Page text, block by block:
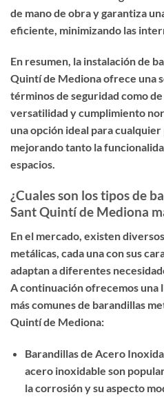
de mano de obra y garantiza
eficiente, minimizando las
En resumen, la instalación de
Quintí de Mediona ofrece una
términos de seguridad como
versatilidad y cumplimiento
una opción ideal para
mejorando tanto la
espacios.
¿Cuales son los tipos de
Sant Quintí de Mediona
En el mercado, existen
metálicas, cada una con sus
adaptan a diferentes
A continuación ofrecemos una
más comunes de barandillas
Quintí de Mediona:
Barandillas de Acero
acero inoxidable son
la corrosión y su aspecto